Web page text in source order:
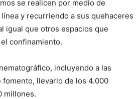
se realicen por medio de
y recurriendo a sus quehaceres
igual que otros espacios que
confinamiento.
incluyendo a las
llevarlo de los 4.000
millones.